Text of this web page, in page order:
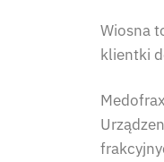
Wiosna
klientki